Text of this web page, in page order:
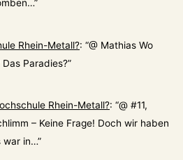
”
Rhein-Metall?: “@ Mathias Wo
Paradies?”
Rhein-Metall?: “@ #11,
– Keine Frage! Doch wir haben
war in…”